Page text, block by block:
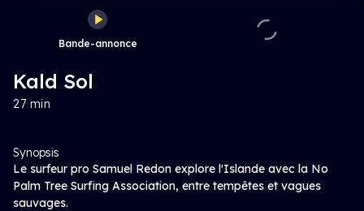
Bande-annonce
Kald Sol
27 min
Synopsis
Le surfeur pro Samuel Redon explore l'Islande avec la No
Palm Tree Surfing Association, entre tempêtes et vagues
sauvages.